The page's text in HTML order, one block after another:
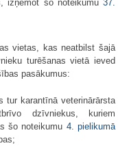
izņemot šo noteikumu 37.
vietas, kas neatbilst šajā
turēšanas vietā ieved
pasākumus:
tur karantīnā veterinārārsta
dzīvniekus, kuriem
šo noteikumu 4. pielikumā